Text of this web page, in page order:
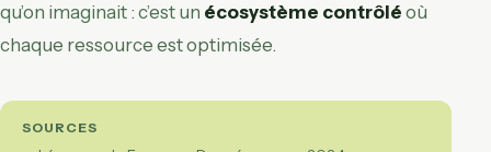
qu’on imaginait : c’est un écosystème contrôlé où
chaque ressource est optimisée.
SOURCES